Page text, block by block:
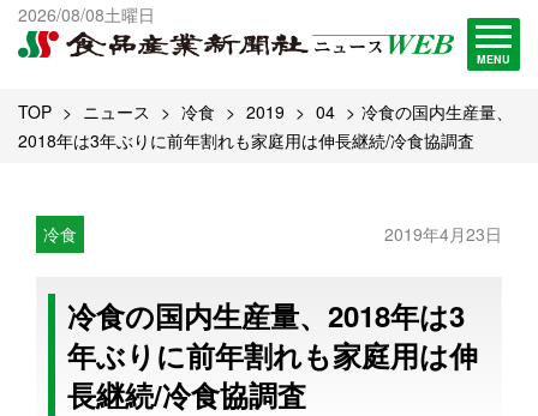
2026/08/08土曜日
MENU
出版物一覧へ
試読・購読申し込み
TOP ニュース 冷食 2019 04
冷食の国内生産量、
2018年は3年ぶりに前年割れも家庭用は伸長継続/冷食協調査
冷食 2019年4月23日
冷食の国内生産量、2018年は3
年ぶりに前年割れも家庭用は伸
長継続/冷食協調査